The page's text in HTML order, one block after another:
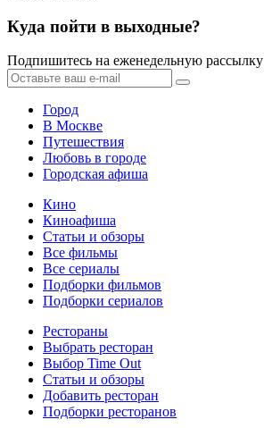
Куда пойти в выходные?
Подпишитесь на еженедельную рассылку
Город
В Москве
Путешествия
Любовь в городе
Городская афиша
Кино
Киноафиша
Статьи и обзоры
Все фильмы
Все сериалы
Подборки фильмов
Подборки сериалов
Рестораны
Выбрать ресторан
Выбор Time Out
Статьи и обзоры
Добавить ресторан
Подборки ресторанов